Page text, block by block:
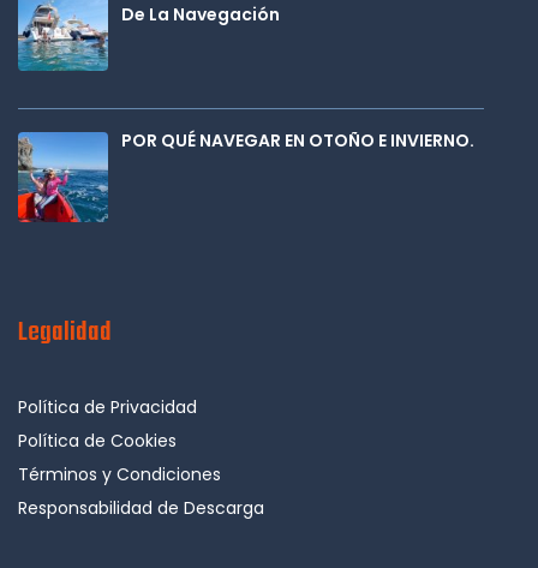
De La Navegación
POR QUÉ NAVEGAR EN OTOÑO E INVIERNO.
Legalidad
Política de Privacidad
Política de Cookies
Términos y Condiciones
Responsabilidad de Descarga